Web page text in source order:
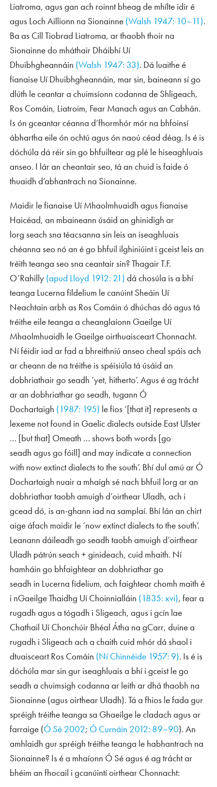
Liatroma, agus gan ach roinnt bheag de mhílte idir é
agus Loch Aillionn na Sionainne (Walsh 1947: 10–11).
Ba as Cill Tiobrad Liatroma, ar thaobh thoir na
Sionainne do mháthair Dháibhí Uí
Dhuibhgheannáin (Walsh 1947: 33). Dá luaithe é
fianaise Uí Dhuibhgheannáin, mar sin, baineann sí go
dlúth le ceantar a chuimsíonn codanna de Shligeach,
Ros Comáin, Liatroim, Fear Manach agus an Cabhán.
Is ón gceantar céanna d’fhormhór mór na bhfoinsí
ábhartha eile ón ochtú agus ón naoú céad déag. Is é is
dóchúla dá réir sin go bhfuiltear ag plé le hiseaghluais
anseo. I lár an cheantair seo, tá an chuid is faide ó
thuaidh d’abhantrach na Sionainne.
Maidir le fianaise Uí Mhaolmhuaidh agus fianaise
Haicéad, an mbaineann úsáid an ghinidigh ar
lorg seach sna téacsanna sin leis an iseaghluais
chéanna seo nó an é go bhfuil ilghiniúint i gceist leis an
tréith teanga seo sna ceantair sin? Thagair T.F.
O’Rahilly (apud Lloyd 1912: 21) dá chosúla is a bhí
teanga Lucerna fildelium le canúint Sheáin Uí
Neachtain arbh as Ros Comáin ó dhúchas dó agus tá
tréithe eile teanga a cheanglaíonn Gaeilge Uí
Mhaolmhuaidh le Gaeilge oirthuaisceart Chonnacht.
Ní féidir iad ar fad a bhreithniú anseo cheal spáis ach
ar cheann de na tréithe is spéisiúla tá úsáid an
dobhriathairgo seadh ‘yet, hitherto’. Agus é ag trácht
ar an dobhriathargo seadh, tugann Ó
Dochartaigh (1987: 195) le fios ‘[that it] represents a
lexeme not found in Gaelic dialects outside East Ulster
… [but that] Omeath … shows both words [go
seadh agusgo fóill] and may indicate a connection
with now extinct dialects to the south’. Bhí dul amú ar Ó
Dochartaigh nuair a mhaígh sé nach bhfuil lorg ar an
dobhriathar taobh amuigh d’oirthear Uladh, ach i
gcead dó, is an-ghann iad na samplaí. Bhí lán an chirt
aige áfach maidir le ‘now extinct dialects to the south’.
Leanann dáileadh go seadh taobh amuigh d’oirthear
Uladh pátrún seach + ginideach, cuid mhaith. Ní
hamháin go bhfaightear an dobhriathargo
seadh in Lucerna fidelium, ach faightear chomh maith é
i nGaeilge Thaidhg Uí Choinnialláin (1835: xvi), fear a
rugadh agus a tógadh i Sligeach, agus i gcín lae
Chathail Uí Chonchúir Bhéal Átha na gCarr, duine a
rugadh i Sligeach ach a chaith cuid mhór dá shaol i
dtuaisceart Ros Comáin (Ní Chinnéide 1957: 9). Is é is
dóchúla mar sin gur iseaghluais a bhí i gceist lego
seadh a chuimsigh codanna ar leith ar dhá thaobh na
Sionainne (agus oirthear Uladh). Tá a fhios le fada gur
spréigh tréithe teanga sa Ghaeilge le cladach agus ar
farraige (Ó Sé 2002; Ó Curnáin 2012: 89–90). An
amhlaidh gur spréigh tréithe teanga le habhantrach na
Sionainne? Is é a mhaíonn Ó Sé agus é ag trácht ar
bhéim an fhocail i gcanúintí oirthear Chonnacht: